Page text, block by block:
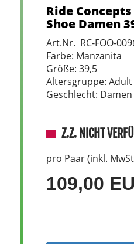
Ride
Shoe Damen
Art.Nr. RC-FOO-
Farbe: Manzanita
Größe: 39,5
Altersgruppe: Adult
Geschlecht: Damen
Z.Z. NICHT
pro Paar (inkl.
109,00